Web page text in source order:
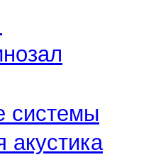
системы
акустика